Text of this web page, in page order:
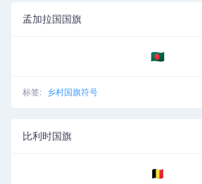
孟加拉国国旗
🇧🇩
标签: 乡村国旗符号
比利时国旗
🇧🇪